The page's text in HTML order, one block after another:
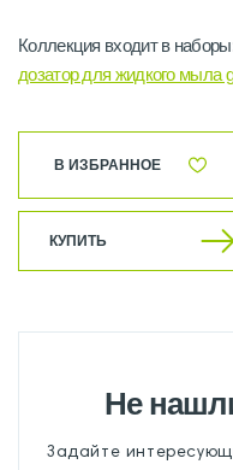
Коллекция входит в
дозатор для жидкого мыла
В ИЗБРАННОЕ
КУПИТЬ
Не
Задайте